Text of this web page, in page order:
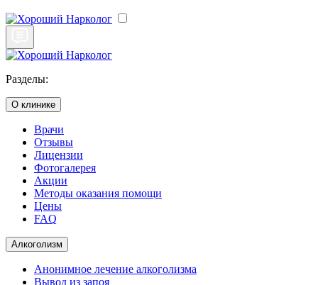
Разделы:
О клинике
Врачи
Отзывы
Лицензии
Фотогалерея
Акции
Методы оказания помощи
Цены
FAQ
Алкоголизм
Анонимное лечение алкоголизма
Вывод из запоя